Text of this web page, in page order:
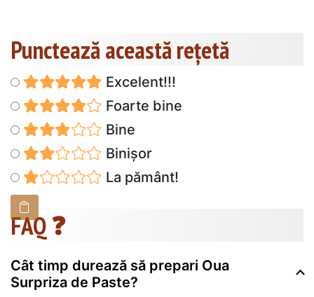
Punctează această reţetă
Excelent!!!
Foarte bine
Bine
Binișor
La pământ!
FAQ ❓
Cât timp durează să prepari Oua
Surpriza de Paste?